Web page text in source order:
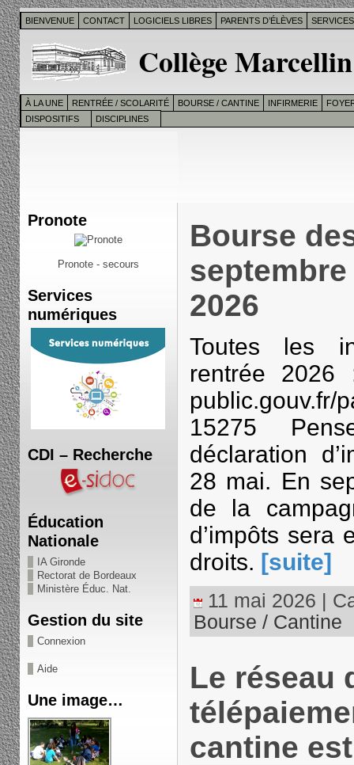
BIENVENUE CONTACT LOGICIELS LIBRES PARENTS D’ÉLÈVES
Collège
À LA UNE RENTRÉE / SCOLARITÉ BOURSE / CANTINE INFIRMERIE
DISPOSITIFS
DISCIPLINES
Pronote
Pronote - secours
Services
numériques
CDI – Recherche
Éducation
Nationale
IA Gironde
Rectorat de Bordeaux
Ministère Éduc. Nat.
Gestion du site
Connexion
Aide
Une image…
Bourse
2026
Toutes les
rentrée 2026
public.gouv.fr/
15275
déclaration
28 mai. En
de la
d’impôts sera
droits. [suite]
11 mai 2026 |
Bourse / Cantine
Le réseau
cantine